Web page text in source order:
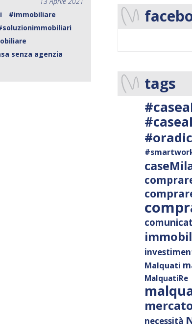
#immobiliare
senza agenzia
tags
Malquati
MalquatiRe
necessità